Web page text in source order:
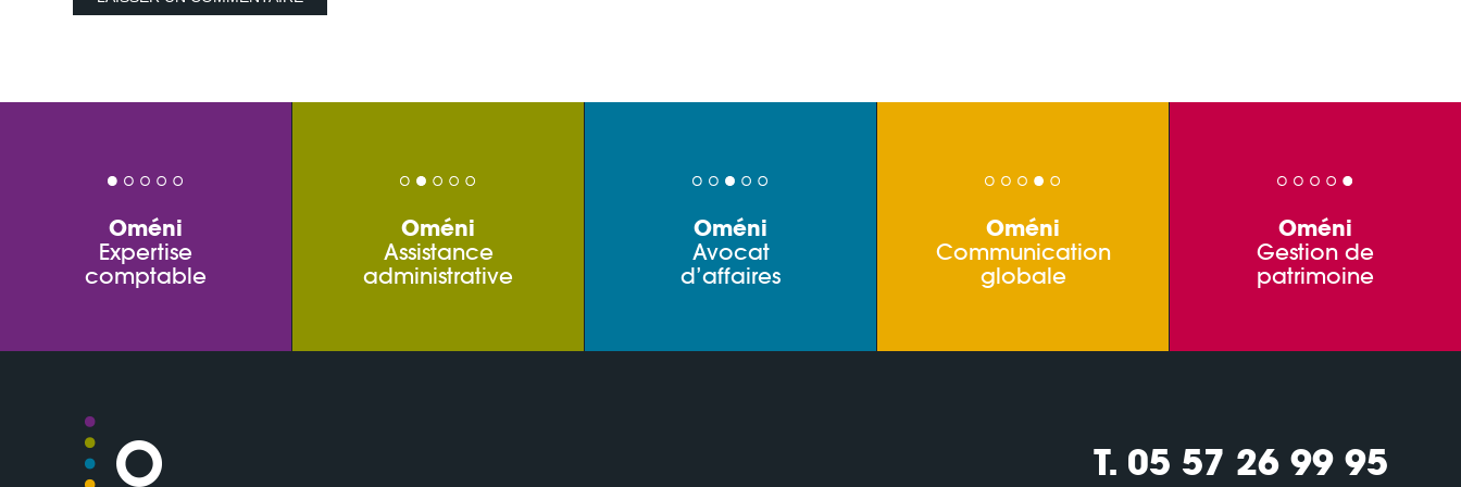
Oméni
Expertise
comptable
Oméni
Assistance
administrative
Oméni
Avocat
d’affaires
Oméni
Communication
globale
Oméni
Gestion de
patrimoine
T. 05 57 26 99 95